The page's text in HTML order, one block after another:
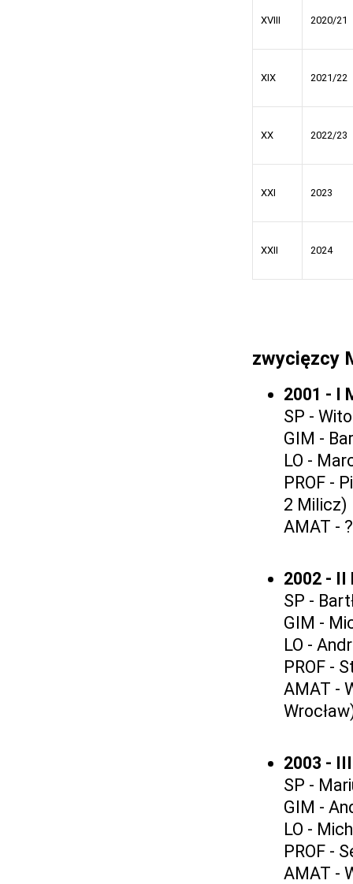
XVIII 2020/21
XIX 2021/22
XX 2022/23
XXI 2023
XXII 2024
zwycięzcy
2001 - I
SP -
GIM -
LO -
PROF -
2 Milicz)
AMAT -
2002 - II
SP -
GIM -
LO -
PROF -
AMAT -
2003 -
SP -
GIM -
LO -
PROF -
AMAT -